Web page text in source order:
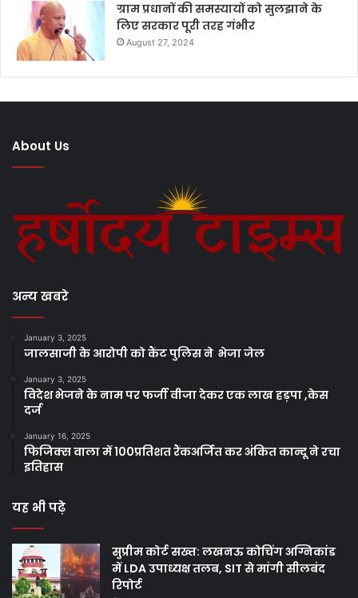
ग्राम प्रधानों की समस्यायों को सुलझाने के
लिए सरकार पूरी तरह गंभीर
August 27, 2024
About Us
अन्य खबरे
January 3, 2025
जालसाजी के आरोपी को कैंट पुलिस ने भेजा जेल
January 3, 2025
विदेश भेजने के नाम पर फर्जी वीजा देकर एक लाख हड़पा ,केस
दर्ज
January 16, 2025
फिजिक्स वाला में 100प्रतिशत रैंकअर्जित कर अंकित कान्दू ने रचा
इतिहास
यह भी पढ़े
सुप्रीम कोर्ट सख्त: लखनऊ कोचिंग अग्निकांड
में LDA उपाध्यक्ष तलब, SIT से मांगी सीलबंद
रिपोर्ट